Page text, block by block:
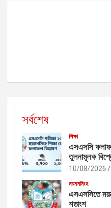
সর্বশেষ
শিক্ষা
এসএসসি
তুলনামূলক
10/08/2026
ময়মনসিংহ
এসএসসিতে
শতাংশ